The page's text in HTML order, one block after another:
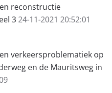
reconstructie
324-11-2021 20:52:01
verkeersproblematiek op
en de Mauritsweg in